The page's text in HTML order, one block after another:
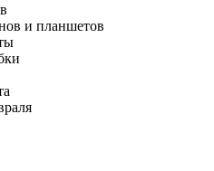
и планшетов